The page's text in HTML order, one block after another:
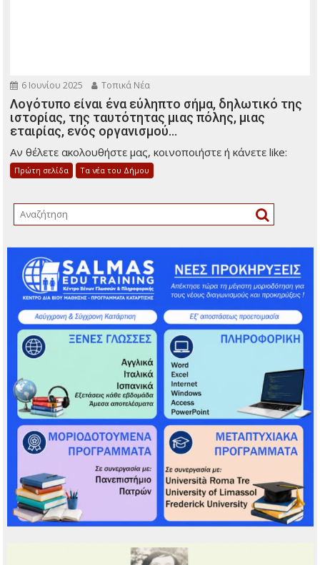
6 Ιουνίου 2025 Τοπικά Νέα
Λογότυπο είναι ένα εύληπτο σήμα, δηλωτικό της
ιστορίας, της ταυτότητας μιας πόλης, μιας
εταιρίας, ενός οργανισμού…
Αν θέλετε ακολουθήστε μας, κοινοποιήστε ή κάνετε like:
Πρώτη σελίδα Τα νέα του Δήμου